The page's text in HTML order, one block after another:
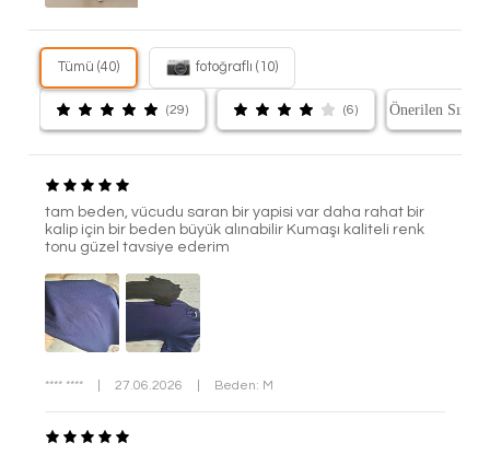
Tümü (40) fotoğraflı (10)
(29) (6)
tam beden, vücudu saran bir yapisi var daha rahat bir
kalip için bir beden büyük alınabilir Kumaşı kaliteli renk
tonu güzel tavsiye ederim
**** **** 27.06.2026 Beden: M